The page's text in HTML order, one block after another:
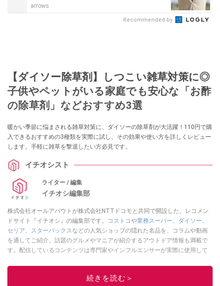
arrows
Recommended by
【ダイソー除草剤】しつこい雑草対策に◎
子供やペットがいる家庭でも安心な「お酢
の除草剤」などおすすめ3選
暖かい季節に悩まされる雑草対策に、ダイソーの除草剤が大活躍！110円で購
入できるおすすめの3種類を実際に試し、その効果や使い方を詳しくレビュー
します。手軽に雑草を撃退したい方必見です。
イチオシスト
ライター / 編集
イチオシ編集部
株式会社オールアバウトが株式会社NTTドコモと共同で開設した、レコメン
ドサイト『イチオシ』の編集部です。
コストコや業務スーパー ダイソー
セリア
スターバックス などの人気ショップの隠れた名品を、コラムや動画
を通してご紹介。話題のグルメやマニアが紹介するアウトドア情報も満載で
す。配信しているコンテンツは専門家やインフルエンサーが実際に使用して
ニュースでフォロー
続きを読む＞